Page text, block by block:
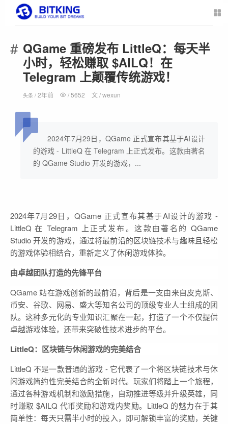
QGame 重磅发布 LittleQ：每天半
小时，轻松赚取 $AILQ！在
Telegram 上颠覆传统游戏！
头条 / 2年前 /5652 文 /wexun
2024年7月29日，QGame 正式宣布其基于AI设计
的游戏 - LittleQ 在 Telegram 上正式发布。这款由著名
的 QGame Studio 开发的游戏，...
2024年7月29日，QGame 正式宣布其基于AI设计的游戏 -
LittleQ 在 Telegram 上正式发布。这款由著名的 QGame
Studio 开发的游戏，通过将最前沿的区块链技术与趣味且轻松
的游戏体验相结合，重新定义了休闲游戏体验。
由卓越团队打造的先锋平台
QGame 站在游戏创新的最前沿，背后是一支由来自皮克斯、
币安、谷歌、网易、盛大等知名公司的顶级专业人士组成的团
队。这种多元化的专业知识汇聚在一起，打造了一个不仅提供
卓越游戏体验，还带来突破性技术进步的平台。
LittleQ：区块链与休闲游戏的完美结合
LittleQ 不是一款普通的游戏 - 它代表了一个将区块链技术与休
闲游戏简约性完美结合的全新时代。玩家们将踏上一个旅程，
通过各种游戏机制和激励措施，自动推进等级并升级英雄，同
时赚取 $AILQ 代币奖励和游戏内奖励。LittleQ 的魅力在于其
简单性：每天只需半小时的投入，即可解锁丰富的奖励，关键